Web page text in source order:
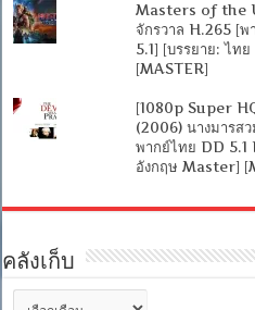
Masters of the
จักรวาล H.265 [พ
5.1] [บรรยาย: ไท
[MASTER]
[1080p Super
(2006) นางมารส
พากย์ไทย DD
อังกฤษ Master]
คลังเก็บ
คลัง